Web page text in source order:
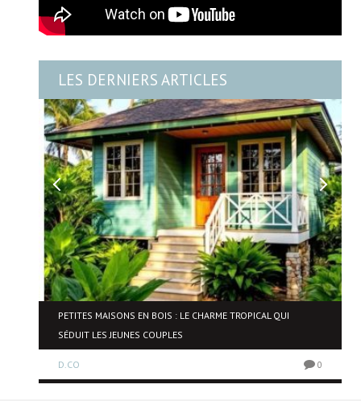
LES DERNIERS ARTICLES
PETITES MAISONS EN BOIS : LE CHARME TROPICAL QUI
SÉDUIT LES JEUNES COUPLES
D.CO 0